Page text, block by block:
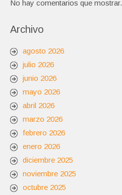
No hay comentarios que mostrar.
Archivo
agosto 2026
julio 2026
junio 2026
mayo 2026
abril 2026
marzo 2026
febrero 2026
enero 2026
diciembre 2025
noviembre 2025
octubre 2025